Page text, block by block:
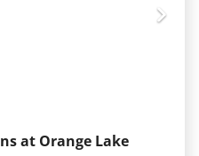
at Orange Lake